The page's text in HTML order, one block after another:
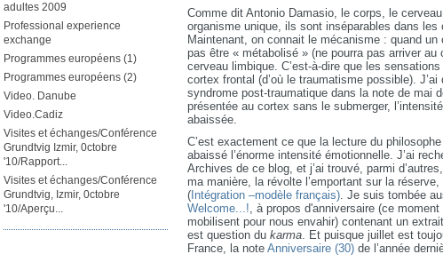
adultes 2009
Professional experience
exchange
Programmes européens (1)
Programmes européens (2)
Video. Danube
Video.Cadiz
Visites et échanges/Conférence
Grundtvig Izmir, 0ctobre
'10/Rapport...
Visites et échanges/Conférence
Grundtvig, Izmir, 0ctobre
'10/Aperçu...
Comme dit Antonio Damasio, le corps, le
organisme unique, ils sont inséparables dans les
Maintenant, on connait le mécanisme : quand
pas être « métabolisé » (ne pourra pas arriver
cerveau limbique. C’est-à-dire que les
cortex frontal (d’où le traumatisme possible).
syndrome post-traumatique dans la note de mai
présentée au cortex sans le submerger,
abaissée.
C’est exactement ce que la lecture du
abaissé l’énorme intensité émotionnelle. J’ai
Archives de ce blog, et j’ai trouvé, parmi
ma manière, la révolte l’emportant sur la
( Intégration –modèle français) Je suis tombée
Welcome...! , à propos d'anniversaire (ce
mobilisent pour nous envahir) contenant un
est question du karma
Et puisque juillet est
France, la note Anniversaire (30) de l’année